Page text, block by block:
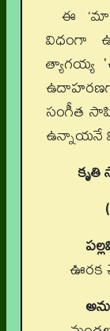
ఈ
విధంగా
త్యాగయ్య
సంగీత
ఉన్నాయనే
ఊరక